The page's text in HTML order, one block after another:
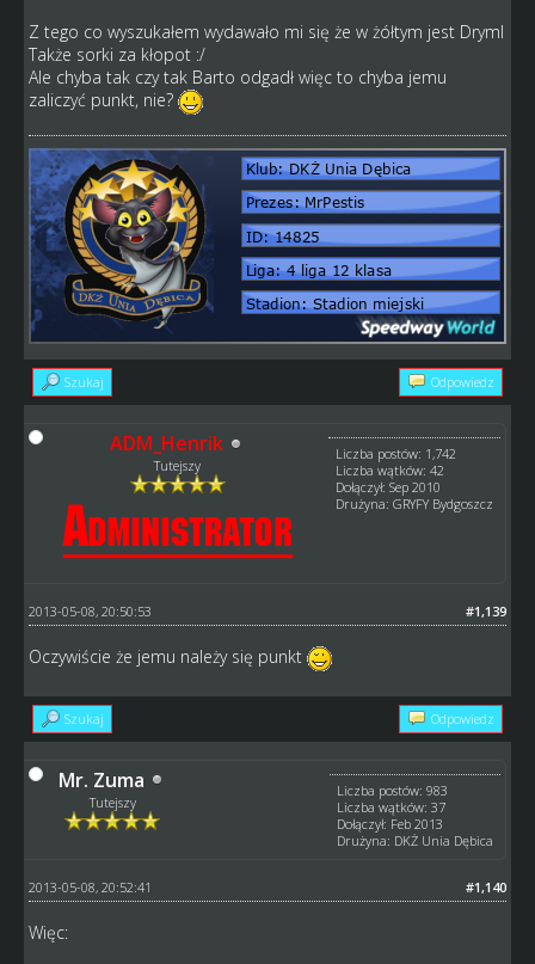
Z tego co wyszukałem wydawało mi się że w żółtym jest Dryml
Także sorki za kłopot :/
Ale chyba tak czy tak Barto odgadł więc to chyba jemu
zaliczyć punkt, nie?
Szukaj Odpowiedz
ADM_Henrik
Tutejszy
Liczba postów: 1,742
Liczba wątków: 42
Dołączył: Sep 2010
Drużyna: GRYFY Bydgoszcz
#1,139
2013-05-08, 20:50:53
Oczywiście że jemu należy się punkt
Szukaj Odpowiedz
Mr. Zuma
Tutejszy
Liczba postów: 983
Liczba wątków: 37
Dołączył: Feb 2013
Drużyna: DKŻ Unia Dębica
#1,140
2013-05-08, 20:52:41
Więc: